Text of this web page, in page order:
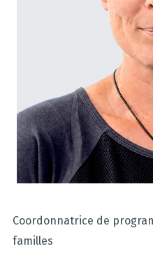
Coordonnatrice de
familles